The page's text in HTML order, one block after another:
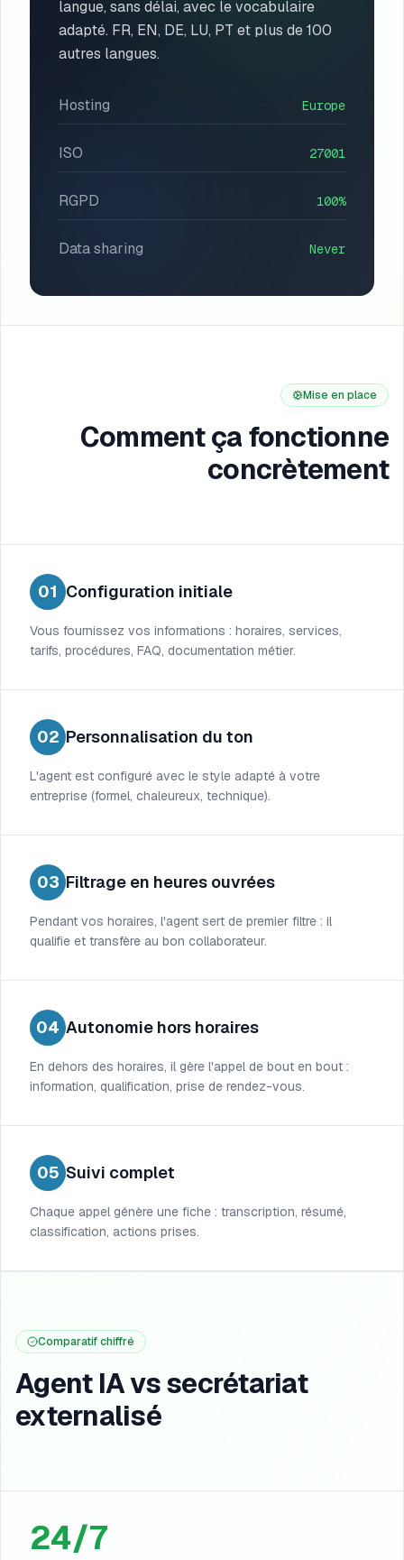
langue, sans délai, avec le vocabulaire
adapté. FR, EN, DE, LU, PT et plus de 100
autres langues.
Hosting Europe
ISO 27001
RGPD 100%
Data sharing Never
Mise en place
Comment ça fonctionne
concrètement
01 Configuration initiale
Vous fournissez vos informations : horaires, services,
tarifs, procédures, FAQ, documentation métier.
02 Personnalisation du ton
L'agent est configuré avec le style adapté à votre
entreprise (formel, chaleureux, technique).
03 Filtrage en heures ouvrées
Pendant vos horaires, l'agent sert de premier filtre : il
qualifie et transfère au bon collaborateur.
04 Autonomie hors horaires
En dehors des horaires, il gère l'appel de bout en bout :
information, qualification, prise de rendez-vous.
05 Suivi complet
Chaque appel génère une fiche : transcription, résumé,
classification, actions prises.
Comparatif chiffré
Agent IA vs secrétariat
externalisé
24/7